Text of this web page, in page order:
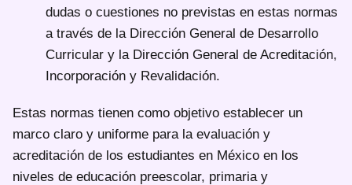
dudas o cuestiones no previstas en estas normas
a través de la Dirección General de Desarrollo
Curricular y la Dirección General de Acreditación,
Incorporación y Revalidación.
Estas normas tienen como objetivo establecer un
marco claro y uniforme para la evaluación y
acreditación de los estudiantes en México en los
niveles de educación preescolar, primaria y